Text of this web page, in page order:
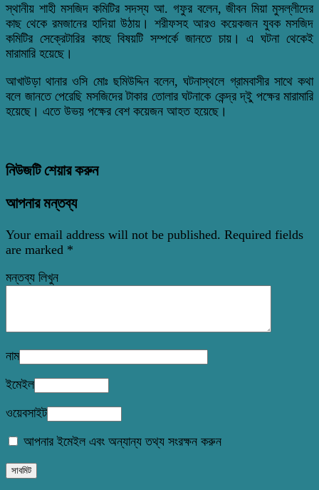
স্থানীয় শাহী মসজিদ কমিটির সদস্য আ. গফুর বলেন, জীবন মিয়া মুসল্লীদের
কাছ থেকে রমজানের হাদিয়া উঠায়। শরীফসহ আরও কয়েকজন যুবক মসজিদ
কমিটির সেক্রেটারির কাছে বিষয়টি সম্পর্কে জানতে চায়। এ ঘটনা থেকেই
মারামারি হয়েছে।
আখাউড়া থানার ওসি মোঃ ছমিউদ্দিন বলেন, ঘটনাস্থলে গ্রামবাসীর সাথে কথা
বলে জানতে পেরেছি মসজিদের টাকার তোলার ঘটনাকে কেন্দ্র দ্ইু পক্ষের মারামারি
হয়েছে। এতে উভয় পক্ষের বেশ কয়েজন আহত হয়েছে।
নিউজটি শেয়ার করুন
আপনার মন্তব্য
Your email address will not be published. Required fields
are marked *
মন্তব্য লিখুন
নাম
ইমেইল
ওয়েবসাইট
আপনার ইমেইল এবং অন্যান্য তথ্য সংরক্ষন করুন